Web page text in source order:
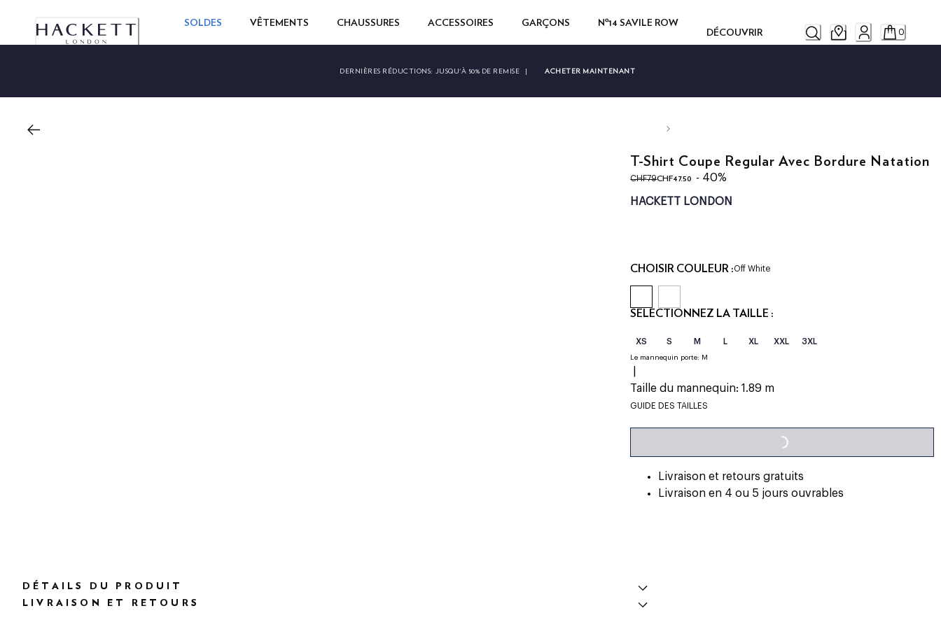
SOLDES VÊTEMENTS CHAUSSURES ACCESSOIRES GARÇONS
Nº14 SAVILE ROW
DÉCOUVRIR
0
DERNIÈRES RÉDUCTIONS: JUSQU'À 50% DE REMISE | ACHETER MAINTENANT
T-Shirt Coupe Regular Avec Bordure Natation
CHF79
original price CHF79
CHF47.50
current price CHF47.50
- 40%
HACKETT LONDON
CHOISIR COULEUR :Off White
SÉLECTIONNEZ LA TAILLE :
XS S M L XL XXL 3XL
Le mannequin porte: M
Taille du mannequin:1.89 m
GUIDE DES TAILLES LOADING...
Livraison et retours gratuits
Livraison en 4 ou 5 jours ouvrables
DÉTAILS DU PRODUIT
LIVRAISON ET RETOURS